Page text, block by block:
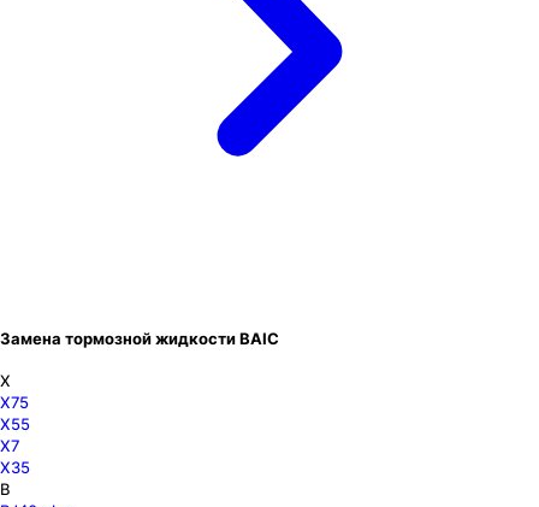
Замена тормозной жидкости BAIC
X
X75
X55
X7
X35
B